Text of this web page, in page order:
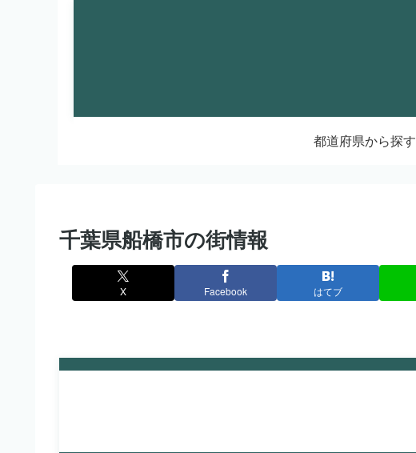
都道府県から探す
千葉県船橋市の街情報
X Facebook はてブ